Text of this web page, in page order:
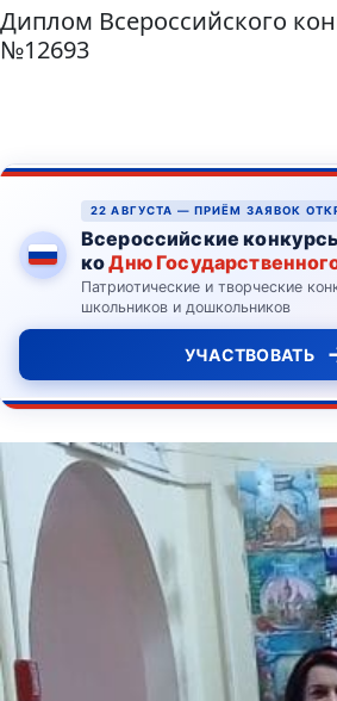
Диплом Всероссийского
№12693
22 АВГУСТА — ПРИЁМ ЗАЯВОК
Всероссийские
коДню
Патриотические и творческие
школьников и дошкольников
УЧАСТВОВАТЬ